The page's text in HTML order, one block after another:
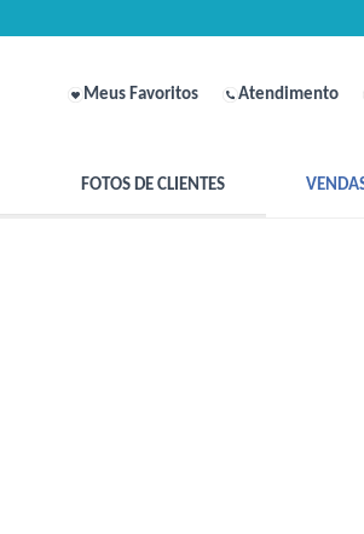
Meus Favoritos Atendimento
FOTOS DE CLIENTES